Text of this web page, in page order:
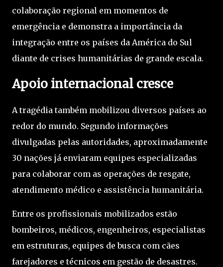
colaboração regional em momentos de
emergência e demonstra a importância da
integração entre os países da América do Sul
diante de crises humanitárias de grande escala.
Apoio internacional cresce
A tragédia também mobilizou diversos países ao
redor do mundo. Segundo informações
divulgadas pelas autoridades, aproximadamente
30 nações já enviaram equipes especializadas
para colaborar com as operações de resgate,
atendimento médico e assistência humanitária.
Entre os profissionais mobilizados estão
bombeiros, médicos, engenheiros, especialistas
em estruturas, equipes de busca com cães
farejadores e técnicos em gestão de desastres.